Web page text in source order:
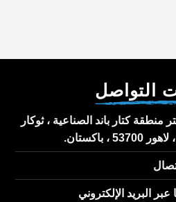
التواصل
منطقة كتار باند الصناعية ، ثوكار
، باكستان.
عبر البريد الإلكتروني